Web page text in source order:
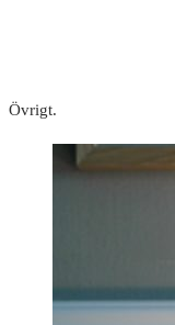
Övrigt.